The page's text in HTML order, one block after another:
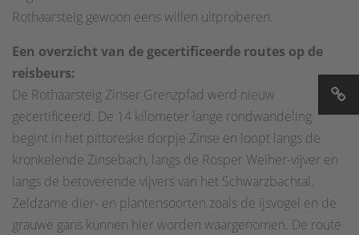
Rothaarsteig gewoon eens willen uitproberen.
Een overzicht van de gecertificeerde routes op de
reisbeurs:
De Rothaarsteig Zinser Grenzpfad werd nieuw
gecertificeerd. De 14 kilometer lange rondwandeling
begint in het pittoreske dorpje Zinse en loopt langs de
kronkelende Zinsebach, langs de Rösper Weiher-vijver en
langs de betoverende vijvers van het Schwarzbachtal.
Zeldzame dier- en plantensoorten zoals de ijsvogel en de
grauwe gans kunnen hier worden waargenomen. De route